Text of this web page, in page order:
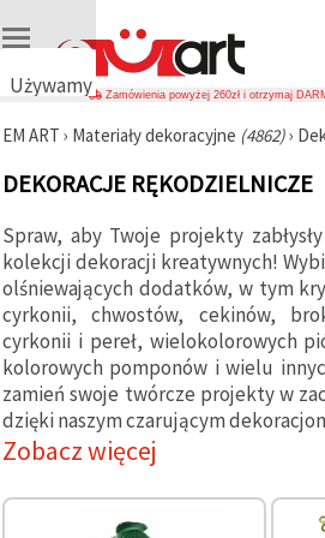
Używamy
cookie
Używamy
cookie i
podobnych
technologii,
aby
zapewnić
prawidłowe
działanie
strony
internetowej,
poprawić
komfort
korzystania
z niej oraz,
zgodą,
Zamówienia powyżej 260zł i otrzymaj
EM ART › Materiały dekoracyjne (4862)›
DEKORACJE RĘKODZIELNICZE
Spraw, aby Twoje projekty
kolekcji dekoracji kreatywnych!
olśniewających dodatków, w tym
cyrkonii, chwostów, cekinów,
cyrkonii i pereł, wielokolorowych
kolorowych pomponów i wielu
zamień swoje twórcze projekty w
dzięki naszym czarującym
Zobacz więcej